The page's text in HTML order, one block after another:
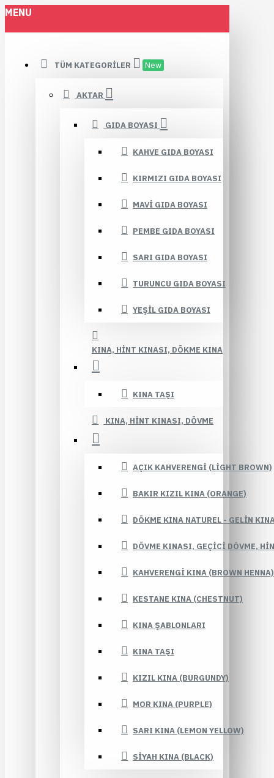
MENU
TÜM KATEGORILER New
AKTAR
GIDA BOYASI
KAHVE GIDA BOYASI
KIRMIZI GIDA BOYASI
MAVI GIDA BOYASI
PEMBE GIDA BOYASI
SARI GIDA BOYASI
TURUNCU GIDA BOYASI
YEŞIL GIDA BOYASI
KINA, HINT KINASI, DÖKME KINA
KINA TAŞI
KINA, HINT KINASI, DÖVME
AÇIK KAHVERENGI (LIGHT BROWN)
BAKIR KIZIL KINA (ORANGE)
DÖKME KINA NATUREL - GELIN
DÖVME KINASI, GEÇICI DÖVME,
KAHVERENGI KINA (BROWN HENNA)
KESTANE KINA (CHESTNUT)
KINA ŞABLONLARI
KINA TAŞI
KIZIL KINA (BURGUNDY)
MOR KINA (PURPLE)
SARI KINA (LEMON YELLOW)
SIYAH KINA (BLACK)